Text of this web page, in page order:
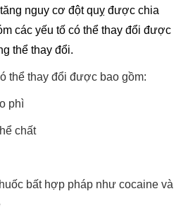
nguy cơ đột quỵ được chia
các yếu tố có thể thay đổi được
thể thay đổi.
thể thay đổi được bao gồm:
phì
chất
bất hợp pháp như cocaine và